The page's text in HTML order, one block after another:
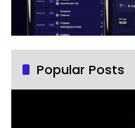
Popular Posts